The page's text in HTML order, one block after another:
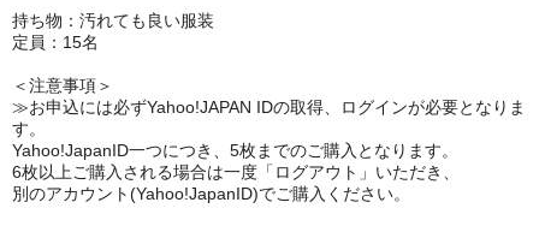
持ち物：汚れても良い服装
定員：15名
＜注意事項＞
≫お申込には必ずYahoo!JAPAN IDの取得、ログインが必要となりま
す。
Yahoo!JapanID一つにつき、5枚までのご購入となります。
6枚以上ご購入される場合は一度「ログアウト」いただき、
別のアカウント(Yahoo!JapanID)でご購入ください。